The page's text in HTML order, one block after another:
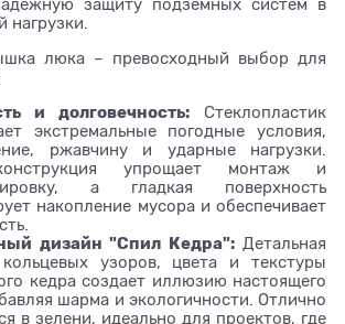
защиту подземных систем в
нагрузки.
люка – превосходный выбор для
и долговечность: Стеклопластик
экстремальные погодные условия,
ржавчину и ударные нагрузки.
упрощает монтаж и
а гладкая поверхность
накопление мусора и обеспечивает
дизайн "Спил Кедра":Детальная
узоров, цвета и текстуры
кедра создает иллюзию настоящего
шарма и экологичности. Отлично
в зелени, идеально для проектов, где